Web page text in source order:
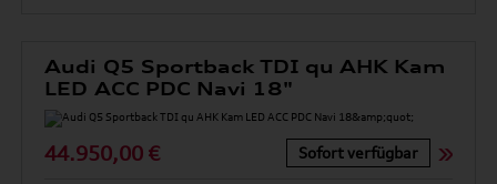
Audi Q5 Sportback TDI qu AHK Kam
LED ACC PDC Navi 18"
44.950,00 € Sofort verfügbar